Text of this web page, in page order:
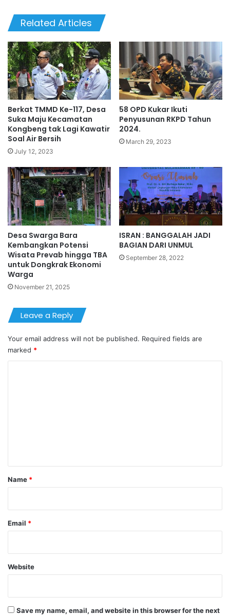
Related Articles
Berkat TMMD Ke-117, Desa
Suka Maju Kecamatan
Kongbeng tak Lagi Kawatir
Soal Air Bersih
July 12, 2023
58 OPD Kukar Ikuti
Penyusunan RKPD Tahun
2024.
March 29, 2023
Desa Swarga Bara
Kembangkan Potensi
Wisata Prevab hingga TBA
untuk Dongkrak Ekonomi
Warga
November 21, 2025
ISRAN : BANGGALAH JADI
BAGIAN DARI UNMUL
September 28, 2022
Leave a Reply
Your email address will not be published. Required fields are
marked *
*
Name *
Email *
Website
Save my name, email, and website in this browser for the next